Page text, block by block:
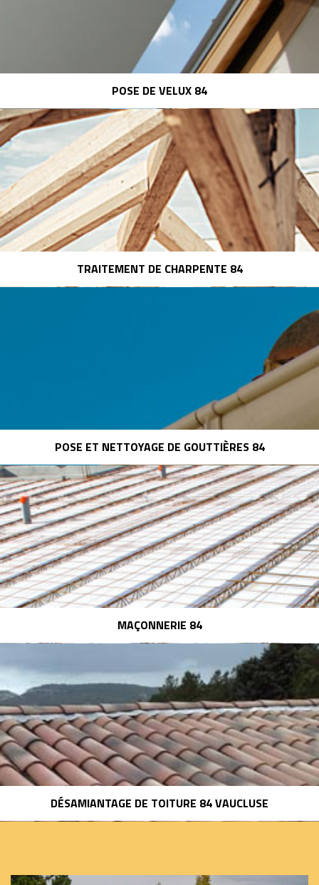
POSE DE VELUX 84
TRAITEMENT DE CHARPENTE 84
POSE ET NETTOYAGE DE GOUTTIÈRES 84
MAÇONNERIE 84
DÉSAMIANTAGE DE TOITURE 84 VAUCLUSE